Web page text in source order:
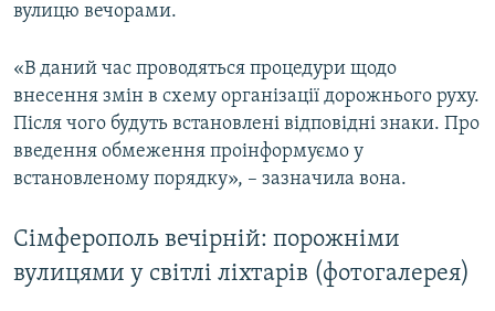
вулицю вечорами.
«В даний час проводяться процедури щодо
внесення змін в схему організації дорожнього руху.
Після чого будуть встановлені відповідні знаки. Про
введення обмеження проінформуємо у
встановленому порядку», – зазначила вона.
Сімферополь вечірній: порожніми
вулицями у світлі ліхтарів (фотогалерея)